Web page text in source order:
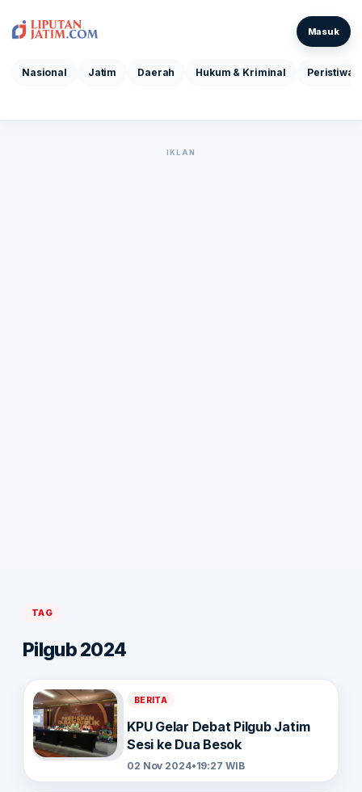
Nasional Jatim Daerah Hukum & Kriminal Peristiwa
Masuk
IKLAN
TAG
Pilgub 2024
BERITA
KPU Gelar Debat Pilgub Jatim
Sesi ke Dua Besok
02 Nov 2024•19:27 WIB